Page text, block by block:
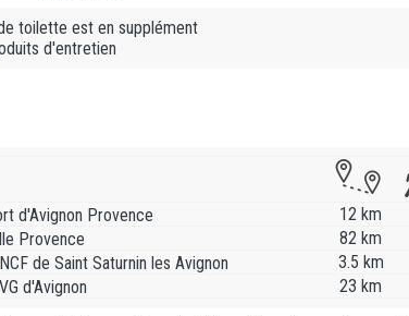
toilette est en supplément
d'entretien
d'Avignon Provence
12 km
Provence
82 km
de Saint Saturnin les Avignon
3.5 km
d'Avignon
23 km